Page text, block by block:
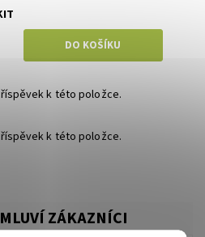
k této položce.
k této položce.